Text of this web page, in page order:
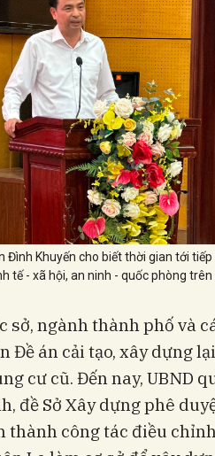
Đình Khuyến cho biết thời gian tới
tế - xã hội, an ninh - quốc phòng
sở, ngành thành phố và
Đề án cải tạo, xây dựng
cư cũ. Đến nay, UBND
đề Sở Xây dựng phê
thành công tác điều